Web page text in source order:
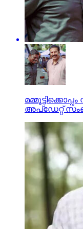
അപ്ഡേറ്റ്